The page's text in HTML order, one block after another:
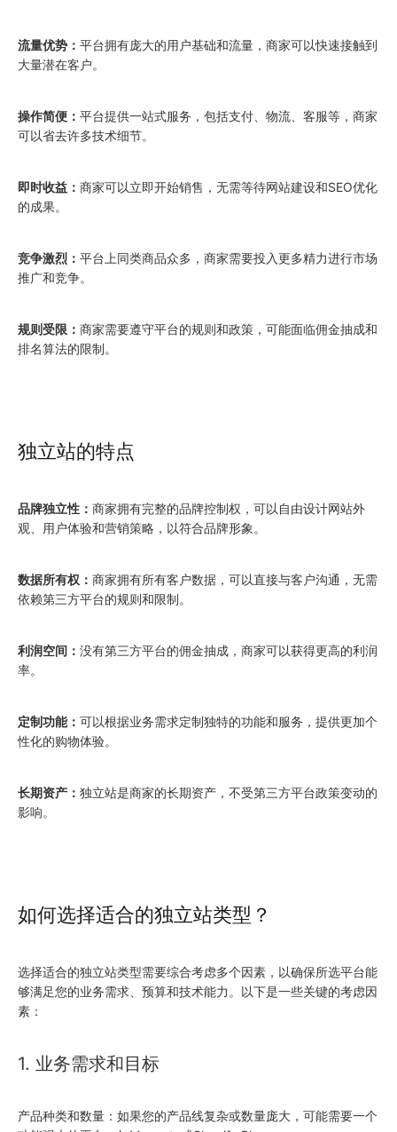
流量优势： 平台拥有庞大的用户基础和流量，商家可以快速接触到
大量潜在客户。
操作简便： 平台提供一站式服务，包括支付、物流、客服等，商家
可以省去许多技术细节。
即时收益： 商家可以立即开始销售，无需等待网站建设和SEO优化
的成果。
竞争激烈： 平台上同类商品众多，商家需要投入更多精力进行市场
推广和竞争。
规则受限： 商家需要遵守平台的规则和政策，可能面临佣金抽成和
排名算法的限制。
独立站的特点
品牌独立性： 商家拥有完整的品牌控制权，可以自由设计网站外
观、用户体验和营销策略，以符合品牌形象。
数据所有权： 商家拥有所有客户数据，可以直接与客户沟通，无需
依赖第三方平台的规则和限制。
利润空间： 没有第三方平台的佣金抽成，商家可以获得更高的利润
率。
定制功能： 可以根据业务需求定制独特的功能和服务，提供更加个
性化的购物体验。
长期资产： 独立站是商家的长期资产，不受第三方平台政策变动的
影响。
如何选择适合的独立站类型？
选择适合的独立站类型需要综合考虑多个因素，以确保所选平台能
够满足您的业务需求、预算和技术能力。以下是一些关键的考虑因
素：
1. 业务需求和目标
产品种类和数量：如果您的产品线复杂或数量庞大，可能需要一个